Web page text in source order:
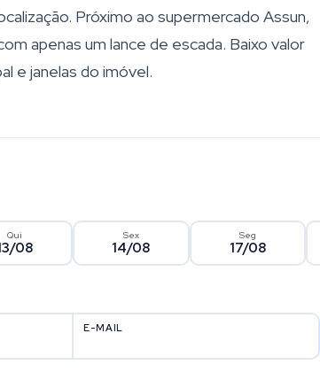
Próximo ao supermercado Assun,
apenas um lance de escada. Baixo valor
e janelas do imóvel.
Qui
08
Sex
14/08
Seg
17/08
E-MAIL